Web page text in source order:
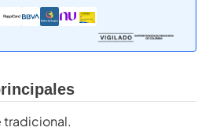
tradicional.